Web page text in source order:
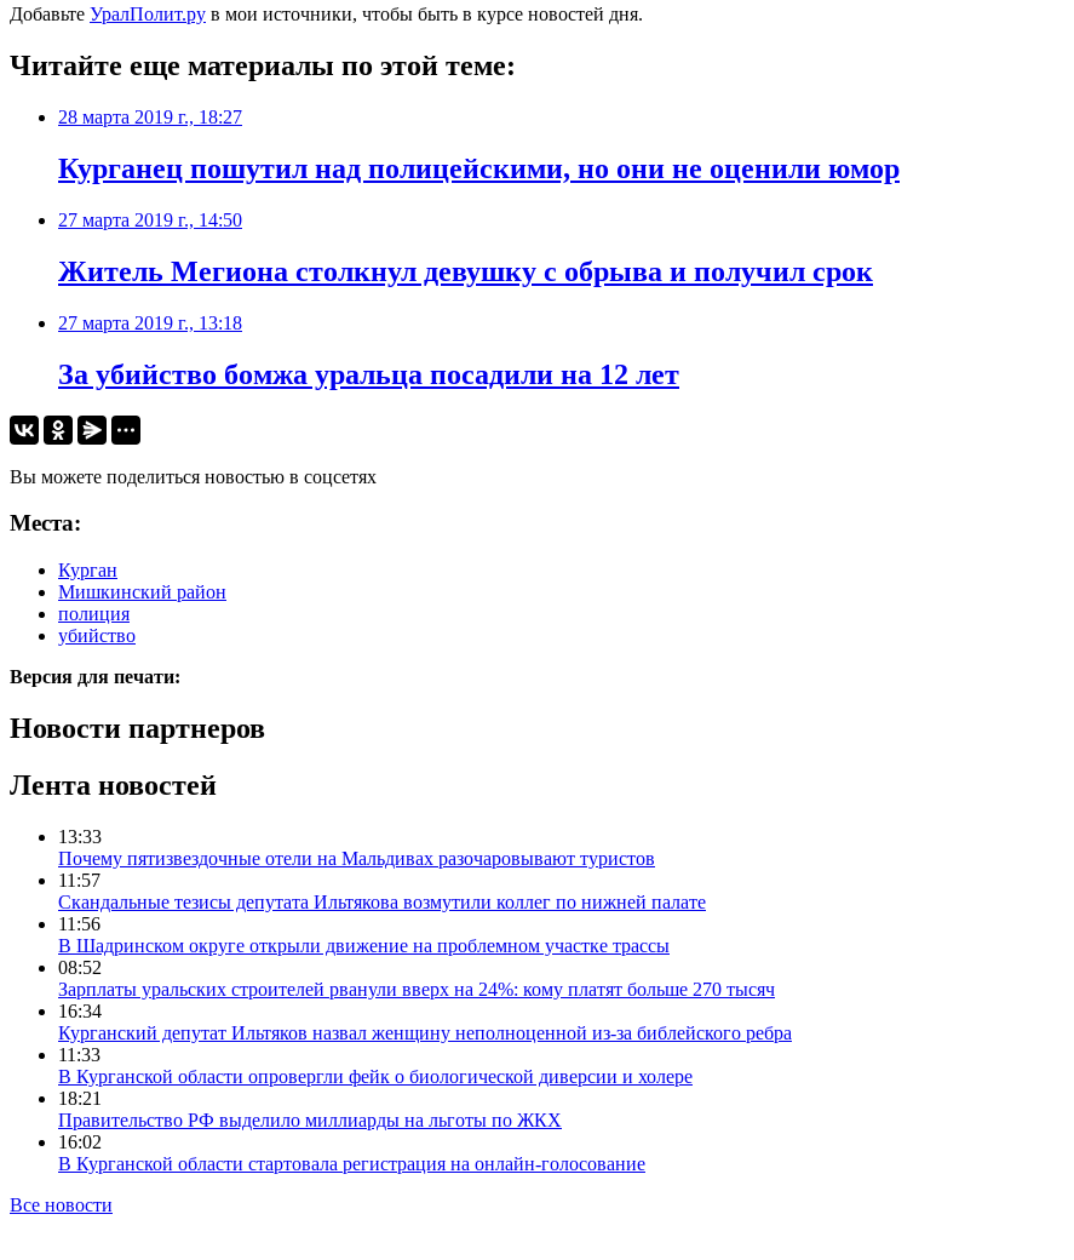
Добавьте УралПолит.ру в мои источники, чтобы быть в курсе новостей дня.
Читайте еще материалы по этой теме:
28 марта 2019 г., 18:27
Курганец пошутил над полицейскими, но они не оценили юмор
27 марта 2019 г., 14:50
Житель Мегиона столкнул девушку с обрыва и получил срок
27 марта 2019 г., 13:18
За убийство бомжа уральца посадили на 12 лет
Вы можете поделиться новостью в соцсетях
Места:
Курган
Мишкинский район
полиция
убийство
Версия для печати:
Новости партнеров
Лента новостей
13:33
Почему пятизвездочные отели на Мальдивах разочаровывают туристов
11:57
Скандальные тезисы депутата Ильтякова возмутили коллег по нижней палате
11:56
В Шадринском округе открыли движение на проблемном участке трассы
08:52
Зарплаты уральских строителей рванули вверх на 24%: кому платят больше 270 тысяч
16:34
Курганский депутат Ильтяков назвал женщину неполноценной из-за библейского ребра
11:33
В Курганской области опровергли фейк о биологической диверсии и холере
18:21
Правительство РФ выделило миллиарды на льготы по ЖКХ
16:02
В Курганской области стартовала регистрация на онлайн‑голосование
Все новости